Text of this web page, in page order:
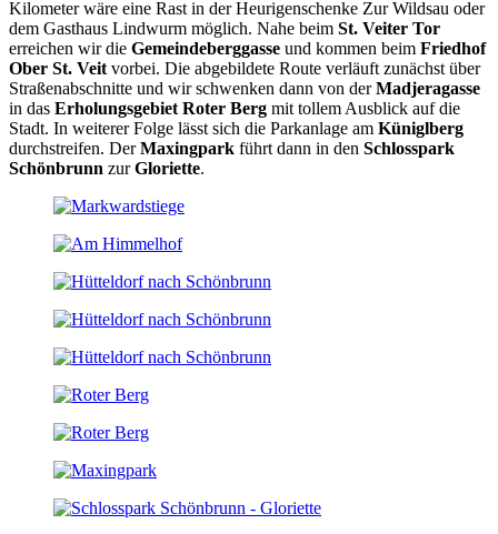
Kilometer wäre eine Rast in der Heurigenschenke Zur Wildsau oder
dem Gasthaus Lindwurm möglich. Nahe beim St. Veiter Tor
erreichen wir die Gemeindeberggasse und kommen beim Friedhof
Ober St. Veit vorbei. Die abgebildete Route verläuft zunächst über
Straßenabschnitte und wir schwenken dann von derMadjeragasse
in das Erholungsgebiet Roter Berg mit tollem Ausblick auf die
Stadt. In weiterer Folge lässt sich die Parkanlage am Küniglberg
durchstreifen. DerMaxingpark führt dann in den Schlosspark
Schönbrunn zurGloriette.